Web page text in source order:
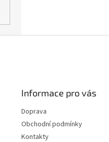
Informace pro vás
Doprava
Obchodní podmínky
Kontakty